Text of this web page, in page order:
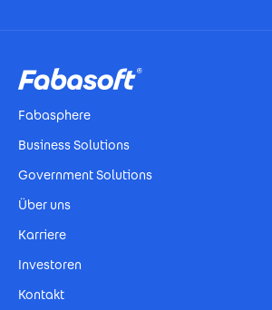
Fabasphere
Business Solutions
Government Solutions
Über uns
Karriere
Investoren
Kontakt